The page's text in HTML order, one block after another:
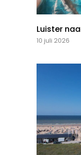
Luister
10 juli 2026